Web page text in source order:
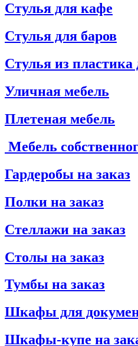
Стулья для кафе
Стулья для баров
Стулья из пластика
Уличная мебель
Плетеная мебель
Мебель
Гардеробы на заказ
Полки на заказ
Стеллажи на заказ
Столы на заказ
Тумбы на заказ
Шкафы для
Шкафы-купе на